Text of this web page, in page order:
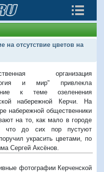
на отсутствие цветов на
организация
и мир" привлекла
к теме озеленения
набережной Керчи. На
набережной общественники
на то, как мало в городе
что до сих пор пустуют
украсить цветами, по
Сергей Аксёнов.
фотографии Керченской